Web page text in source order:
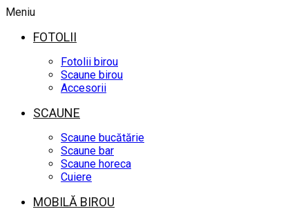
Meniu
FOTOLII
Fotolii birou
Scaune birou
Accesorii
SCAUNE
Scaune bucătărie
Scaune bar
Scaune horeca
Cuiere
MOBILĂ BIROU